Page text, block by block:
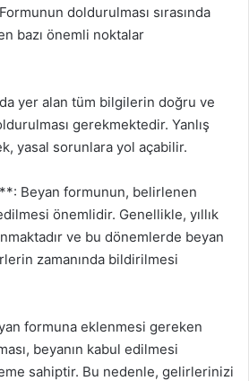
doldurulması sırasında
bazı önemli noktalar
yer alan tüm bilgilerin doğru ve
gerekmektedir. Yanlış
yasal sorunlara yol açabilir.
Beyan formunun, belirlenen
önemlidir. Genellikle, yıllık
ve bu dönemlerde beyan
zamanında bildirilmesi
formuna eklenmesi gereken
beyanın kabul edilmesi
sahiptir. Bu nedenle, gelirlerinizi